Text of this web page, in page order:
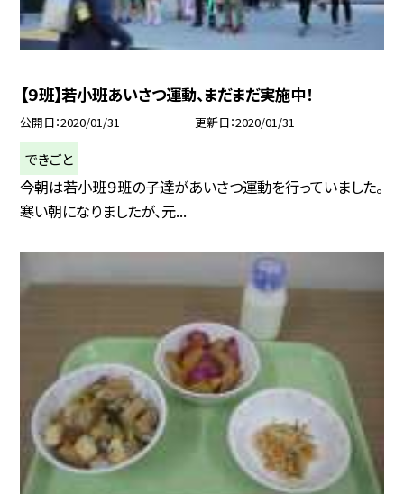
【９班】若小班あいさつ運動、まだまだ実施中！
公開日 2020/01/31 更新日 2020/01/31
できごと
今朝は若小班９班の子達があいさつ運動を行っていました。
寒い朝になりましたが、元...